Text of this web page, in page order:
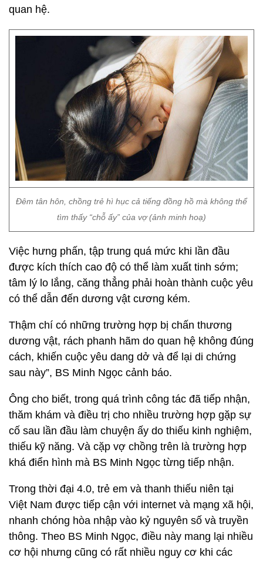
quan hệ.
Đêm tân hôn, chồng trẻ hì hục cả tiếng đồng hồ mà không thể
tìm thấy “chỗ ấy” của vợ (ảnh minh hoạ)
Việc hưng phấn, tập trung quá mức khi lần đầu
được kích thích cao độ có thể làm xuất tinh sớm;
tâm lý lo lắng, căng thẳng phải hoàn thành cuộc yêu
có thể dẫn đến dương vật cương kém.
Thậm chí có những trường hợp bị chấn thương
dương vật, rách phanh hãm do quan hệ không đúng
cách, khiến cuộc yêu dang dở và để lại di chứng
sau này”, BS Minh Ngọc cảnh báo.
Ông cho biết, trong quá trình công tác đã tiếp nhận,
thăm khám và điều trị cho nhiều trường hợp gặp sự
cố sau lần đầu làm chuyện ấy do thiếu kinh nghiệm,
thiếu kỹ năng. Và cặp vợ chồng trên là trường hợp
khá điển hình mà BS Minh Ngọc từng tiếp nhận.
Trong thời đại 4.0, trẻ em và thanh thiếu niên tại
Việt Nam được tiếp cận với internet và mạng xã hội,
nhanh chóng hòa nhập vào kỷ nguyên số và truyền
thông. Theo BS Minh Ngọc, điều này mang lại nhiều
cơ hội nhưng cũng có rất nhiều nguy cơ khi các